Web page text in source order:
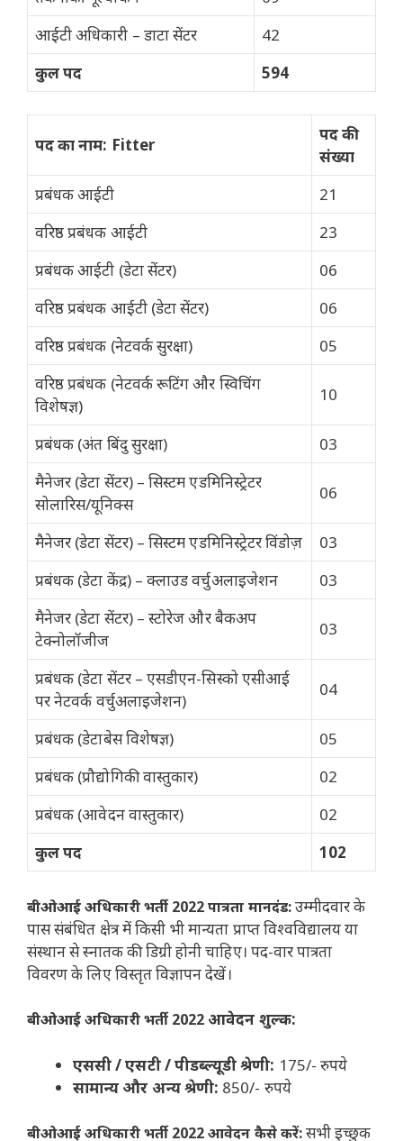
आईटी अधिकारी – डाटा सेंटर
42
कुल पद
594
पद का नाम: Fitter
पद की
संख्या
प्रबंधक आईटी
21
वरिष्ठ प्रबंधक आईटी
23
प्रबंधक आईटी (डेटा सेंटर)
06
वरिष्ठ प्रबंधक आईटी (डेटा सेंटर)
06
वरिष्ठ प्रबंधक (नेटवर्क सुरक्षा)
05
वरिष्ठ प्रबंधक (नेटवर्क रूटिंग और स्विचिंग
विशेषज्ञ)
10
प्रबंधक (अंत बिंदु सुरक्षा)
03
मैनेजर (डेटा सेंटर) – सिस्टम एडमिनिस्ट्रेटर
सोलारिस/यूनिक्स
06
मैनेजर (डेटा सेंटर) – सिस्टम एडमिनिस्ट्रेटर विंडोज़
03
प्रबंधक (डेटा केंद्र) – क्लाउड वर्चुअलाइजेशन
03
मैनेजर (डेटा सेंटर) – स्टोरेज और बैकअप
टेक्नोलॉजीज
03
प्रबंधक (डेटा सेंटर – एसडीएन-सिस्को एसीआई
पर नेटवर्क वर्चुअलाइजेशन)
04
प्रबंधक (डेटाबेस विशेषज्ञ)
05
प्रबंधक (प्रौद्योगिकी वास्तुकार)
02
प्रबंधक (आवेदन वास्तुकार)
02
कुल पद
102
बीओआई अधिकारी भर्ती 2022 पात्रता मानदंड:उम्मीदवार के
पास संबंधित क्षेत्र में किसी भी मान्यता प्राप्त विश्वविद्यालय या
संस्थान से स्नातक की डिग्री होनी चाहिए। पद-वार पात्रता
विवरण के लिए विस्तृत विज्ञापन देखें।
बीओआई अधिकारी भर्ती 2022आवेदन शुल्क:
एससी / एसटी / पीडब्ल्यूडी श्रेणी: 175/- रुपये
सामान्य और अन्य श्रेणी: 850/- रुपये
बीओआई अधिकारी भर्ती 2022 आवेदन कैसे करें:सभी इच्छुक